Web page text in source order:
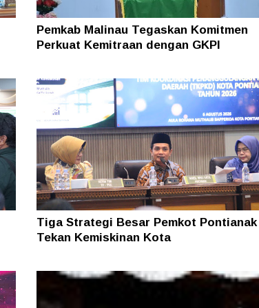
Pemkab Malinau Tegaskan Komitmen
Perkuat Kemitraan dengan GKPI
Tiga Strategi Besar Pemkot Pontianak
Tekan Kemiskinan Kota